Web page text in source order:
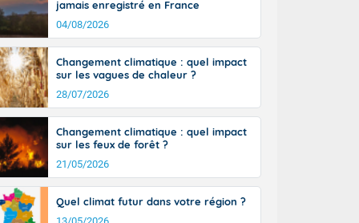
90 à 110
de Manche
avec
Rhône-
entrées
aux
jamais enregistré en France
04/08/2026
Changement climatique : quel impact
sur les vagues de chaleur ?
28/07/2026
Changement climatique : quel impact
sur les feux de forêt ?
21/05/2026
Quel climat futur dans votre région ?